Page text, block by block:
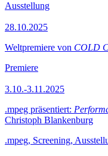
Ausstellung
28.10.2025
Weltpremiere von COLD
Premiere
3.10.-3.11.2025
.mpeg präsentiert:
Christoph Blankenburg
.mpeg, Screening,